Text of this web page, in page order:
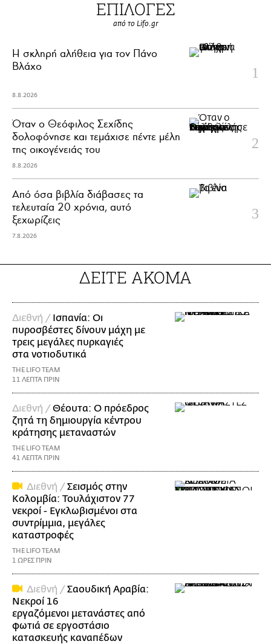
ΕΠΙΛΟΓΕΣ
από το Lifo.gr
H σκληρή αλήθεια για τον Πάνο
Βλάχο
8.8.2026
Όταν ο Θεόφιλος Σεχίδης
δολοφόνησε και τεμάχισε πέντε μέλη
της οικογένειάς του
8.8.2026
Από όσα βιβλία διάβασες τα
τελευταία 20 χρόνια, αυτό
ξεχωρίζεις
7.8.2026
ΔΕΙΤΕ ΑΚΟΜΑ
Διεθνή / Ισπανία: Οι
πυροσβέστες δίνουν μάχη με
τρεις μεγάλες πυρκαγιές
στα νοτιοδυτικά
THE LIFO TEAM
11 ΛΕΠΤΑ ΠΡΙΝ
Διεθνή /Θέουτα: Ο πρόεδρος
ζητά τη δημιουργία κέντρου
κράτησης μεταναστών
THE LIFO TEAM
41 ΛΕΠΤΑ ΠΡΙΝ
Διεθνή /Σεισμός στην
Κολομβία: Τουλάχιστον 77
νεκροί - Εγκλωβισμένοι στα
συντρίμμια, μεγάλες
καταστροφές
THE LIFO TEAM
1 ΩΡΕΣ ΠΡΙΝ
Διεθνή /Σαουδική Αραβία:
Νεκροί 16
εργαζόμενοι μετανάστες από
φωτιά σε εργοστάσιο
κατασκευής καναπέδων